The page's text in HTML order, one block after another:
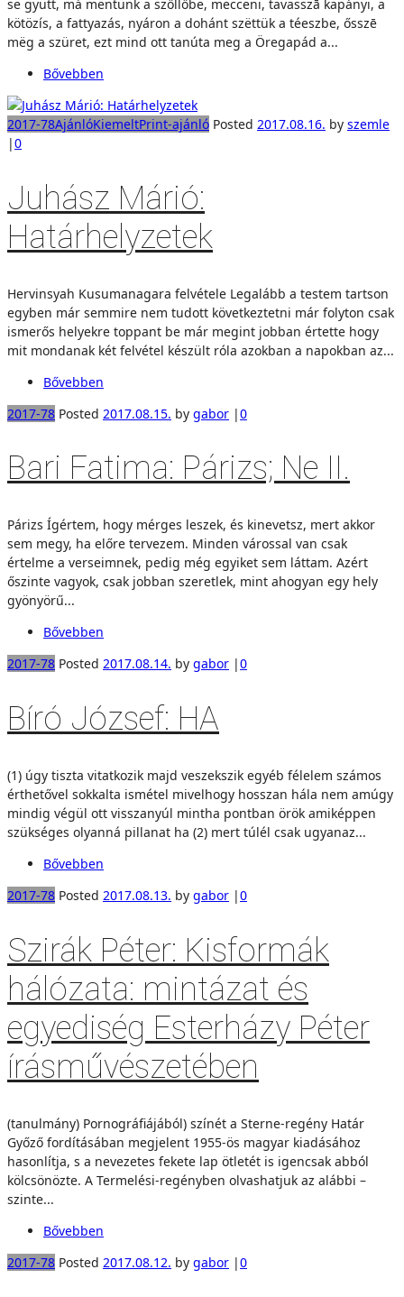
së gyütt, má mëntünk a szőllőbe, mecceni, tavasszā kapányi, a
kötözís, a fattyazás, nyáron a dohánt szëttük a téeszbe, ősszē
mëg a szüret, ezt mind ott tanúta meg a Öregapád a...
Bővebben
2017-78AjánlóKiemeltPrint-ajánló Posted 2017.08.16. by szemle
|0
Juhász Márió:
Határhelyzetek
Hervinsyah Kusumanagara felvétele Legalább a testem tartson
egyben már semmire nem tudott következtetni már folyton csak
ismerős helyekre toppant be már megint jobban értette hogy
mit mondanak két felvétel készült róla azokban a napokban az...
Bővebben
2017-78 Posted 2017.08.15. by gabor |0
Bari Fatima: Párizs; Ne II.
Párizs Ígértem, hogy mérges leszek, és kinevetsz, mert akkor
sem megy, ha előre tervezem. Minden várossal van csak
értelme a verseimnek, pedig még egyiket sem láttam. Azért
őszinte vagyok, csak jobban szeretlek, mint ahogyan egy hely
gyönyörű...
Bővebben
2017-78 Posted 2017.08.14. by gabor |0
Bíró József: HA
(1) úgy tiszta vitatkozik majd veszekszik egyéb félelem számos
érthetővel sokkalta ismétel mivelhogy hosszan hála nem amúgy
mindig végül ott visszanyúl mintha pontban örök amiképpen
szükséges olyanná pillanat ha (2) mert túlél csak ugyanaz...
Bővebben
2017-78 Posted 2017.08.13. by gabor |0
Szirák Péter: Kisformák
hálózata: mintázat és
egyediség Esterházy Péter
írásművészetében
(tanulmány) Pornográfiájából) színét a Sterne-regény Határ
Győző fordításában megjelent 1955-ös magyar kiadásához
hasonlítja, s a nevezetes fekete lap ötletét is igencsak abból
kölcsönözte. A Termelési-regényben olvashatjuk az alábbi –
szinte...
Bővebben
2017-78 Posted 2017.08.12. by gabor |0